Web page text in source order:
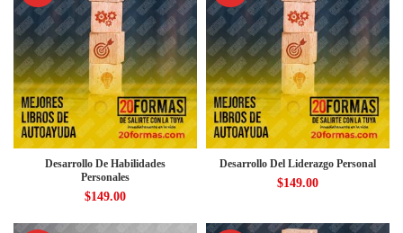
Desarrollo De Habilidades
Personales
$149.00
Desarrollo Del Liderazgo Personal
$149.00